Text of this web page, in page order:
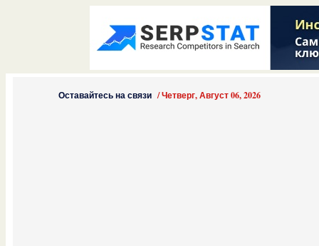
Оставайтесь на связи /Четверг, Август 06, 2026